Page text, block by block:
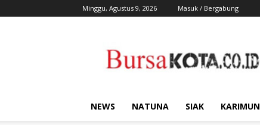
Minggu, Agustus 9, 2026 Masuk / Bergabung
Kota
NEWS NATUNA SIAK KARIMUN